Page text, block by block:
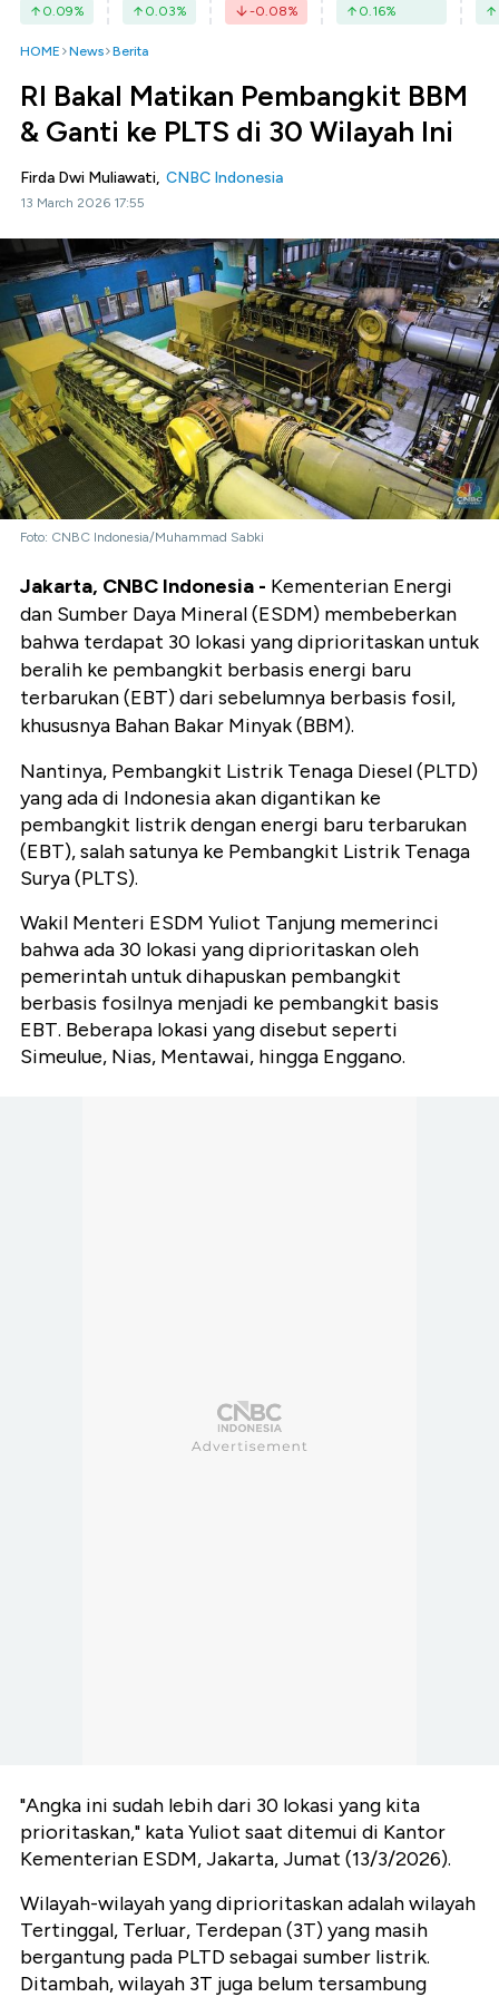
0.09% 0.03% -0.08% 0.16%
HOME News Berita
RI Bakal Matikan Pembangkit BBM
& Ganti ke PLTS di 30 Wilayah Ini
Firda Dwi Muliawati, CNBC Indonesia
13 March 2026 17:55
Foto: CNBC Indonesia/Muhammad Sabki
Jakarta, CNBC Indonesia - Kementerian Energi
dan Sumber Daya Mineral (ESDM) membeberkan
bahwa terdapat 30 lokasi yang diprioritaskan untuk
beralih ke pembangkit berbasis energi baru
terbarukan (EBT) dari sebelumnya berbasis fosil,
khususnya Bahan Bakar Minyak (BBM).
Nantinya, Pembangkit Listrik Tenaga Diesel (PLTD)
yang ada di Indonesia akan digantikan ke
pembangkit listrik dengan energi baru terbarukan
(EBT), salah satunya ke Pembangkit Listrik Tenaga
Surya (PLTS).
Wakil Menteri ESDM Yuliot Tanjung memerinci
bahwa ada 30 lokasi yang diprioritaskan oleh
pemerintah untuk dihapuskan pembangkit
berbasis fosilnya menjadi ke pembangkit basis
EBT. Beberapa lokasi yang disebut seperti
Simeulue, Nias, Mentawai, hingga Enggano.
"Angka ini sudah lebih dari 30 lokasi yang kita
prioritaskan," kata Yuliot saat ditemui di Kantor
Kementerian ESDM, Jakarta, Jumat (13/3/2026).
Wilayah-wilayah yang diprioritaskan adalah wilayah
Tertinggal, Terluar, Terdepan (3T) yang masih
bergantung pada PLTD sebagai sumber listrik.
Ditambah, wilayah 3T juga belum tersambung